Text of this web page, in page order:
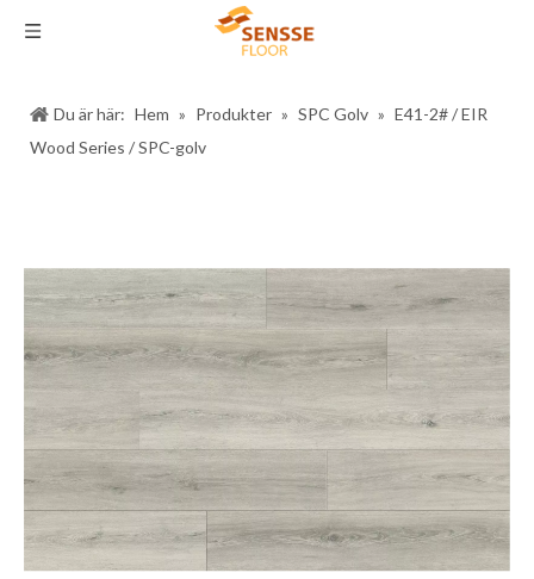
Du är här: Hem » Produkter » SPC Golv » E41-2# / EIR
Wood Series / SPC-golv